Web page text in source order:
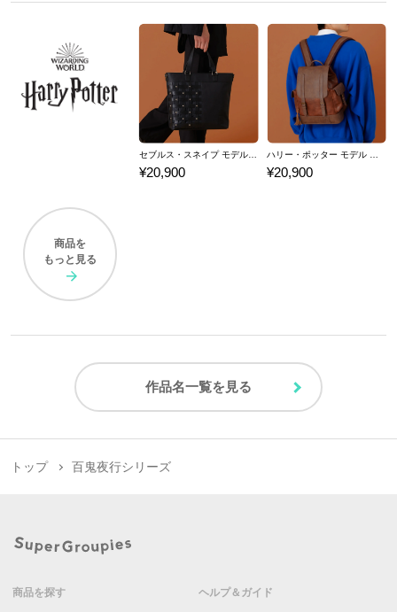
セブルス・スネイプ モデル 2wayトートバッグ Harry Potter
¥20,900
ハリー・ポッター モデル バックパック Harry Potter
¥20,900
商品を
もっと見る
作品名一覧を見る
トップ 百鬼夜行シリーズ
商品を探す ヘルプ＆ガイド